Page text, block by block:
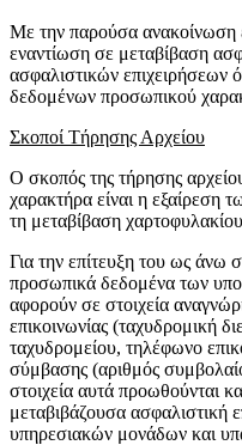
Με την παρούσα ανακοίνωση
εναντίωση σε μεταβίβαση
ασφαλιστικών επιχειρήσεων
δεδομένων προσωπικού
Σκοποί Τήρησης Αρχείου
Ο σκοπός της τήρησης
χαρακτήρα είναι η εξαίρεση
τη μεταβίβαση
Για την επίτευξη του ως άνω
προσωπικά δεδομένα των
αφορούν σε στοιχεία
επικοινωνίας (ταχυδρομική
ταχυδρομείου, τηλέφωνο
σύμβασης (αριθμός
στοιχεία αυτά προωθούνται
μεταβιβάζουσα ασφαλιστική
υπηρεσιακών μονάδων και